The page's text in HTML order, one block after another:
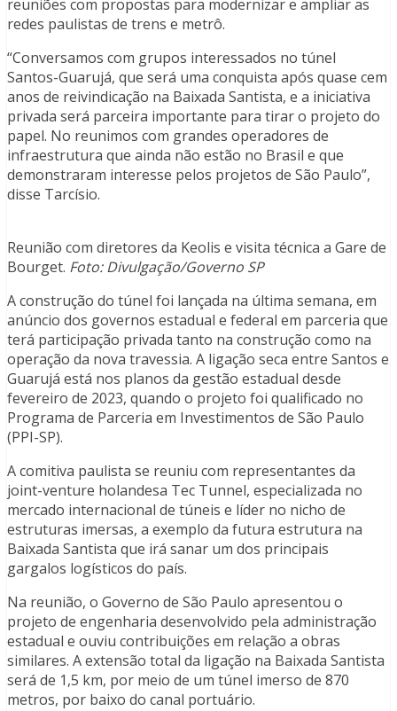
reuniões com propostas para modernizar e ampliar as
redes paulistas de trens e metrô.
“Conversamos com grupos interessados no túnel
Santos-Guarujá, que será uma conquista após quase cem
anos de reivindicação na Baixada Santista, e a iniciativa
privada será parceira importante para tirar o projeto do
papel. No reunimos com grandes operadores de
infraestrutura que ainda não estão no Brasil e que
demonstraram interesse pelos projetos de São Paulo”,
disse Tarcísio.
Reunião com diretores da Keolis e visita técnica a Gare de
Bourget. Foto: Divulgação/Governo SP
A construção do túnel foi lançada na última semana, em
anúncio dos governos estadual e federal em parceria que
terá participação privada tanto na construção como na
operação da nova travessia. A ligação seca entre Santos e
Guarujá está nos planos da gestão estadual desde
fevereiro de 2023, quando o projeto foi qualificado no
Programa de Parceria em Investimentos de São Paulo
(PPI-SP).
A comitiva paulista se reuniu com representantes da
joint-venture holandesa Tec Tunnel, especializada no
mercado internacional de túneis e líder no nicho de
estruturas imersas, a exemplo da futura estrutura na
Baixada Santista que irá sanar um dos principais
gargalos logísticos do país.
Na reunião, o Governo de São Paulo apresentou o
projeto de engenharia desenvolvido pela administração
estadual e ouviu contribuições em relação a obras
similares. A extensão total da ligação na Baixada Santista
será de 1,5 km, por meio de um túnel imerso de 870
metros, por baixo do canal portuário.